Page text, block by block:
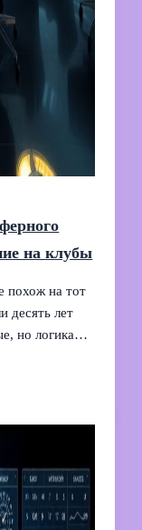
на клубы
похож на тот
десять лет
но логика…